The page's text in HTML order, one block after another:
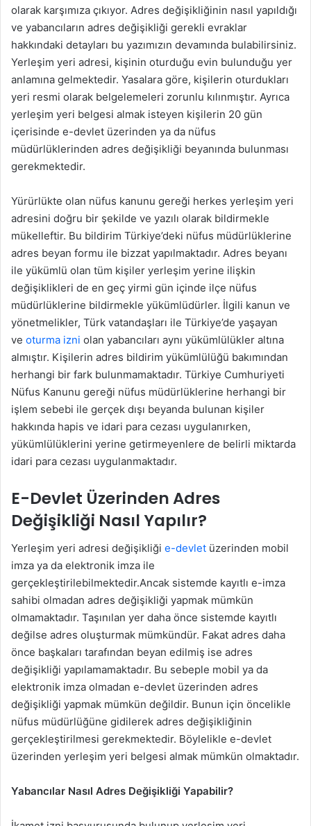
e
k
olarak karşımıza çıkıyor. Adres değişikliğinin nasıl yapıldığı
ve yabancıların adres değişikliği gerekli evraklar
hakkındaki detayları bu yazımızın devamında bulabilirsiniz.
Yerleşim yeri adresi, kişinin oturduğu evin bulunduğu yer
anlamına gelmektedir. Yasalara göre, kişilerin oturdukları
yeri resmi olarak belgelemeleri zorunlu kılınmıştır. Ayrıca
yerleşim yeri belgesi almak isteyen kişilerin 20 gün
içerisinde e-devlet üzerinden ya da nüfus
müdürlüklerinden adres değişikliği beyanında bulunması
gerekmektedir.
Yürürlükte olan nüfus kanunu gereği herkes yerleşim yeri
adresini doğru bir şekilde ve yazılı olarak bildirmekle
mükelleftir. Bu bildirim Türkiye’deki nüfus müdürlüklerine
adres beyan formu ile bizzat yapılmaktadır. Adres beyanı
ile yükümlü olan tüm kişiler yerleşim yerine ilişkin
değişiklikleri de en geç yirmi gün içinde ilçe nüfus
müdürlüklerine bildirmekle yükümlüdürler. İlgili kanun ve
yönetmelikler, Türk vatandaşları ile Türkiye’de yaşayan
ve oturma izni olan yabancıları aynı yükümlülükler altına
almıştır. Kişilerin adres bildirim yükümlülüğü bakımından
herhangi bir fark bulunmamaktadır. Türkiye Cumhuriyeti
Nüfus Kanunu gereği nüfus müdürlüklerine herhangi bir
işlem sebebi ile gerçek dışı beyanda bulunan kişiler
hakkında hapis ve idari para cezası uygulanırken,
yükümlülüklerini yerine getirmeyenlere de belirli miktarda
idari para cezası uygulanmaktadır.
E-Devlet Üzerinden Adres
Değişikliği Nasıl Yapılır?
Yerleşim yeri adresi değişikliği e-devlet üzerinden mobil
imza ya da elektronik imza ile
gerçekleştirilebilmektedir.Ancak sistemde kayıtlı e-imza
sahibi olmadan adres değişikliği yapmak mümkün
olmamaktadır. Taşınılan yer daha önce sistemde kayıtlı
değilse adres oluşturmak mümkündür. Fakat adres daha
önce başkaları tarafından beyan edilmiş ise adres
değişikliği yapılamamaktadır. Bu sebeple mobil ya da
elektronik imza olmadan e-devlet üzerinden adres
değişikliği yapmak mümkün değildir. Bunun için öncelikle
nüfus müdürlüğüne gidilerek adres değişikliğinin
gerçekleştirilmesi gerekmektedir. Böylelikle e-devlet
üzerinden yerleşim yeri belgesi almak mümkün olmaktadır.
Yabancılar Nasıl Adres Değişikliği Yapabilir?